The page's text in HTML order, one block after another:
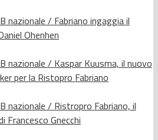
nazionale / Fabriano ingaggia il
Ohenhen
nazionale / Kaspar Kuusma, il nuovo
per la Ristopro Fabriano
nazionale / Ristropro Fabriano, il
Francesco Gnecchi